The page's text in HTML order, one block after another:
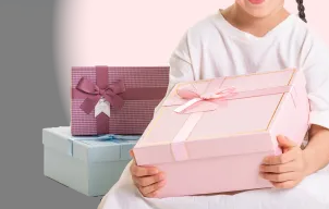
●熟悉練習
一開始爸媽記得給予
Step 1：熟悉正確的握法，運用
Step 2：將彈性片移除，運用